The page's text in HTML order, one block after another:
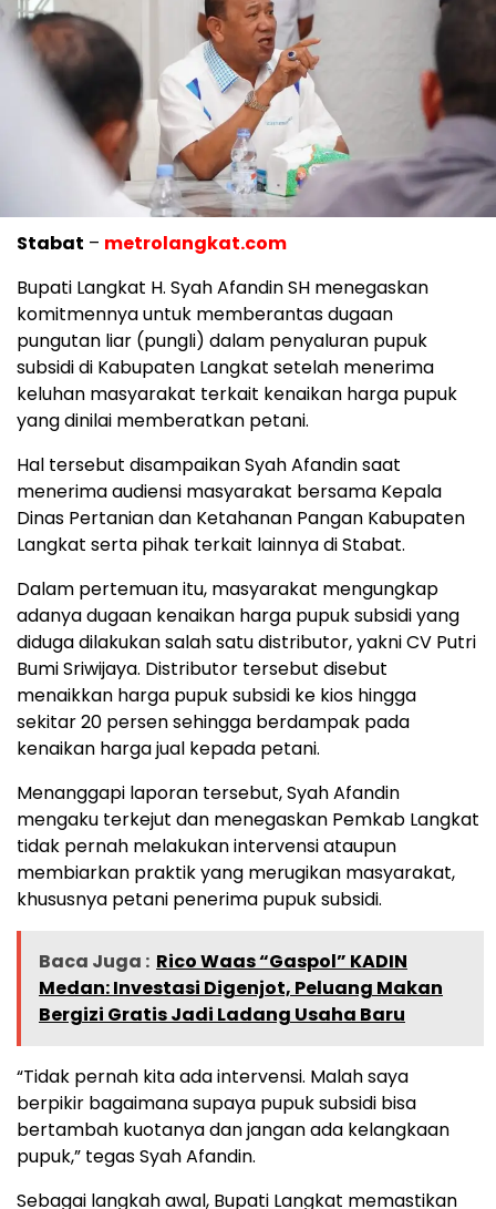
Stabat – metrolangkat.com
Bupati Langkat H. Syah Afandin SH menegaskan
komitmennya untuk memberantas dugaan
pungutan liar (pungli) dalam penyaluran pupuk
subsidi di Kabupaten Langkat setelah menerima
keluhan masyarakat terkait kenaikan harga pupuk
yang dinilai memberatkan petani.
Hal tersebut disampaikan Syah Afandin saat
menerima audiensi masyarakat bersama Kepala
Dinas Pertanian dan Ketahanan Pangan Kabupaten
Langkat serta pihak terkait lainnya di Stabat.
Dalam pertemuan itu, masyarakat mengungkap
adanya dugaan kenaikan harga pupuk subsidi yang
diduga dilakukan salah satu distributor, yakni CV Putri
Bumi Sriwijaya. Distributor tersebut disebut
menaikkan harga pupuk subsidi ke kios hingga
sekitar 20 persen sehingga berdampak pada
kenaikan harga jual kepada petani.
Menanggapi laporan tersebut, Syah Afandin
mengaku terkejut dan menegaskan Pemkab Langkat
tidak pernah melakukan intervensi ataupun
membiarkan praktik yang merugikan masyarakat,
khususnya petani penerima pupuk subsidi.
Baca Juga : Rico Waas “Gaspol” KADIN
Medan: Investasi Digenjot, Peluang Makan
Bergizi Gratis Jadi Ladang Usaha Baru
“Tidak pernah kita ada intervensi. Malah saya
berpikir bagaimana supaya pupuk subsidi bisa
bertambah kuotanya dan jangan ada kelangkaan
pupuk,” tegas Syah Afandin.
Sebagai langkah awal, Bupati Langkat memastikan